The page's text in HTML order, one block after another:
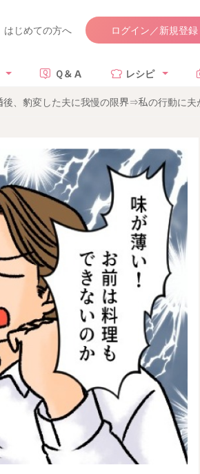
はじめての方へ ログイン／新規登録
Ｑ＆Ａ レシピ
、豹変した夫に我慢の限界⇒私の行動に夫